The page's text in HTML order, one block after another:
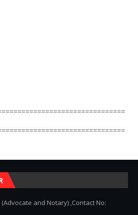
and Notary) ,Contact No: